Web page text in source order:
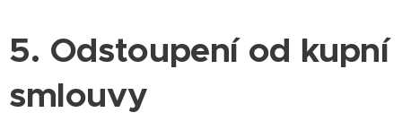
5. Odstoupení od kupní
smlouvy